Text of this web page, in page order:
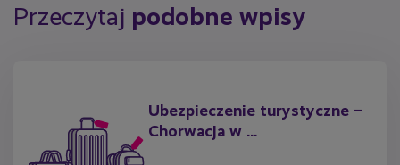
Przeczytaj podobne wpisy
Ubezpieczenie turystyczne –
Chorwacja w ...